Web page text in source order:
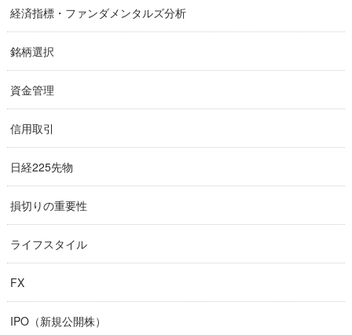
経済指標・ファンダメンタルズ分析
銘柄選択
資金管理
信用取引
日経225先物
損切りの重要性
ライフスタイル
FX
IPO（新規公開株）